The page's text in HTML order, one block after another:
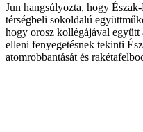
Jun hangsúlyozta, hogy
térségbeli sokoldalú
hogy orosz kollégájával együtt
elleni fenyegetésnek tekinti
atomrobbantását és